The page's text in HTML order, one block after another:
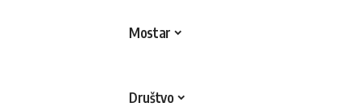
Mostar
Društvo